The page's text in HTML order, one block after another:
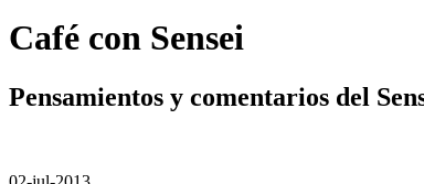
Café con Sensei
Pensamientos y comentarios del